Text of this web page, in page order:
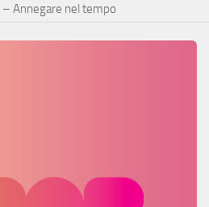
– Annegare nel tempo